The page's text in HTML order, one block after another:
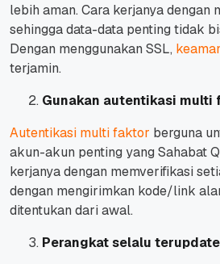
lebih aman. Cara kerjanya dengan
sehingga data-data penting tidak
Dengan menggunakan SSL,
terjamin.
Gunakan autentikasi multi
Autentikasi multi faktor berguna
akun-akun penting yang Sahabat
kerjanya dengan memverifikasi
dengan mengirimkan kode/link
ditentukan dari awal.
Perangkat selalu terupdate